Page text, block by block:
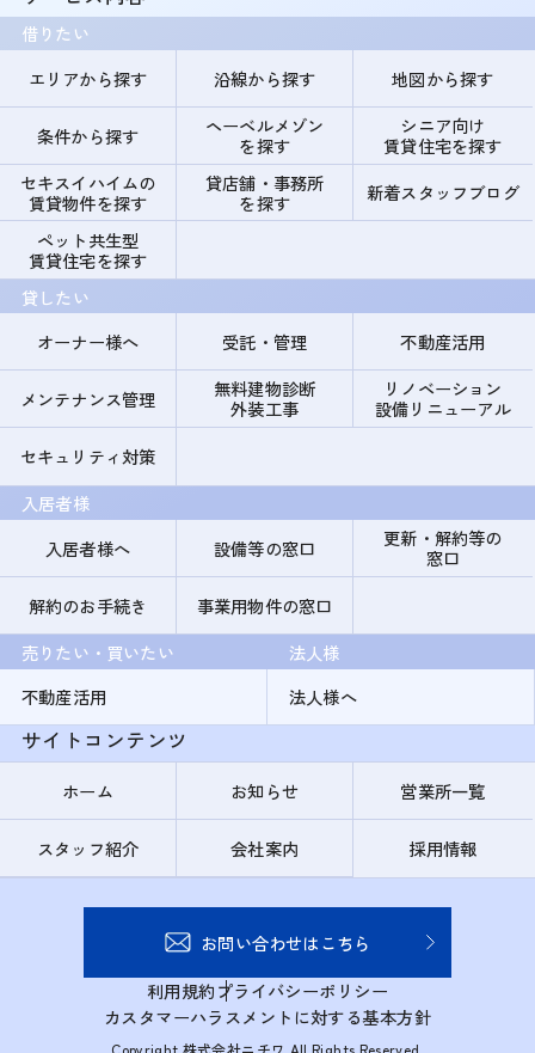
借りたい
エリアから探す
沿線から探す 地図から探す
条件から探す
ヘーベルメゾン
を探す
シニア向け
賃貸住宅を探す
セキスイハイムの
賃貸物件を探す
貸店舗・事務所
を探す
新着スタッフブログ
ペット共生型
賃貸住宅を探す
貸したい
オーナー様へ
受託・管理 不動産活用
メンテナンス管理
無料建物診断
外装工事
リノベーション
設備リニューアル
セキュリティ対策
入居者様
入居者様へ
設備等の窓口
更新・解約等の
窓口
解約のお手続き
事業用物件の窓口
売りたい・買いたい
不動産活用
法人様
法人様へ
サイトコンテンツ
ホーム お知らせ 営業所一覧
スタッフ紹介 会社案内 採用情報
お問い合わせはこちら
利用規約プライバシーポリシー
カスタマーハラスメントに対する基本方針